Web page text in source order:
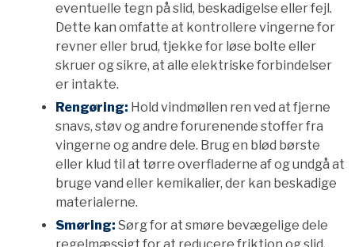
eventuelle tegn på slid, beskadigelse eller fejl.
Dette kan omfatte at kontrollere vingerne for
revner eller brud, tjekke for løse bolte eller
skruer og sikre, at alle elektriske forbindelser
er intakte.
Rengøring: Hold vindmøllen ren ved at fjerne
snavs, støv og andre forurenende stoffer fra
vingerne og andre dele. Brug en blød børste
eller klud til at tørre overfladerne af og undgå at
bruge vand eller kemikalier, der kan beskadige
materialerne.
Smøring: Sørg for at smøre bevægelige dele